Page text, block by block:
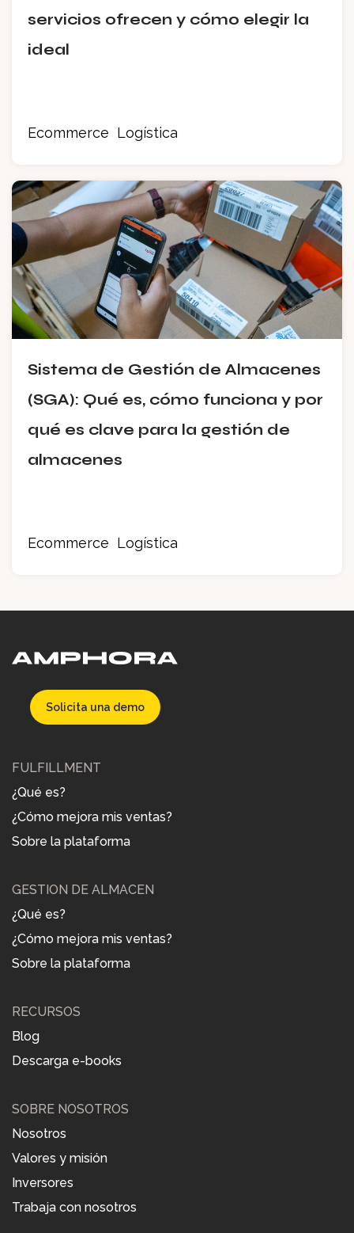
Ecommerce Logística
servicios ofrecen y cómo elegir la
ideal
Ecommerce Logística
Sistema de Gestión de Almacenes
(SGA): Qué es, cómo funciona y por
qué es clave para la gestión de
almacenes
FULFILLMENT
¿Qué es?
¿Cómo mejora mis ventas?
Sobre la plataforma
GESTIÓN DE ALMACÉN
¿Qué es?
¿Cómo mejora mis ventas?
Sobre la plataforma
RECURSOS
Blog
Descarga e-books
SOBRE NOSOTROS
Nosotros
Valores y misión
Inversores
Trabaja con nosotros
Solicita una demo